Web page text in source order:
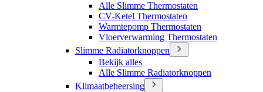
Alle Slimme Thermostaten
CV-Ketel Thermostaten
Warmtepomp Thermostaten
Vloerverwarming Thermostaten
Slimme Radiatorknoppen
Bekijk alles
Alle Slimme Radiatorknoppen
Klimaatbeheersing